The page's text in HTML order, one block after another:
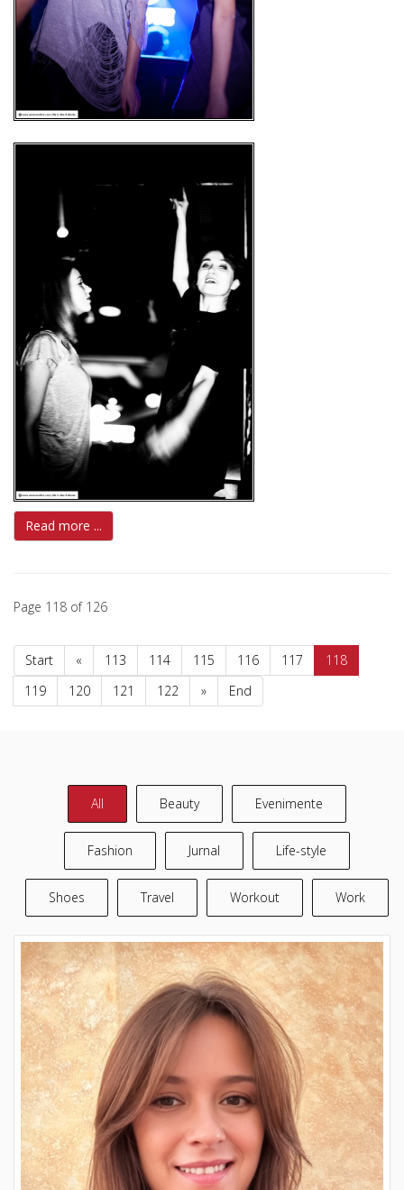
Read more ...
Page 118 of 126
Start « 113 114 115 116 117
118
119
120 121 122 » End
All Beauty Evenimente
Fashion Jurnal Life-style
Shoes Travel Workout Work